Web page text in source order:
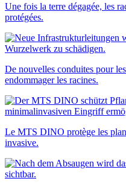
Une fois la terre dégagée, les
protégées.
De nouvelles conduites pour
endommager les racines.
Le MTS DINO protège les
invasive.